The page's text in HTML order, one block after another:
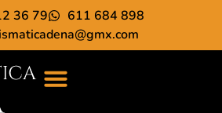
36 79
611 684 898